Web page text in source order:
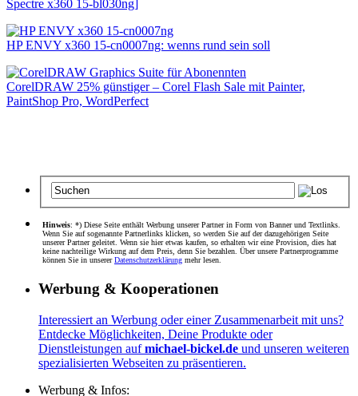
Spectre x360 15-bl030ng]
HP ENVY x360 15-cn0007ng: wenns rund sein soll
CorelDRAW 25% günstiger – Corel Flash Sale mit Painter,
PaintShop Pro, WordPerfect
Hinweis: *) Diese Seite enthält Werbung unserer Partner in Form von Banner und Textlinks.
Wenn Sie auf sogenannte Partnerlinks klicken, so werden Sie auf der dazugehörigen Seite
unserer Partner geleitet. Wenn sie hier etwas kaufen, so erhalten wir eine Provision, dies hat
keine nachteilige Wirkung auf dem Preis, denn Sie bezahlen. Über unsere Partnerprogramme
können Sie in unsererDatenschutzerklärung mehr lesen.
Werbung & Kooperationen
Interessiert an Werbung oder einer Zusammenarbeit mit uns?
Entdecke Möglichkeiten, Deine Produkte oder
Dienstleistungen aufmichael-bickel.de und unseren weiteren
spezialisierten Webseiten zu präsentieren.
Werbung & Infos: